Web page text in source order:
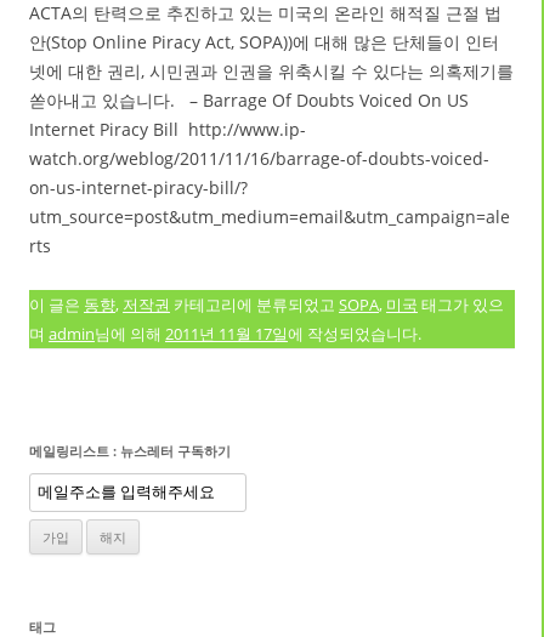
ACTA의 탄력으로 추진하고 있는 미국의 온라인 해적질 근절 법
안(Stop Online Piracy Act, SOPA))에 대해 많은 단체들이 인터
넷에 대한 권리, 시민권과 인권을 위축시킬 수 있다는 의혹제기를
쏟아내고 있습니다. – Barrage Of Doubts Voiced On US
Internet Piracy Bill http://www.ip-
watch.org/weblog/2011/11/16/barrage-of-doubts-voiced-
on-us-internet-piracy-bill/?
utm_source=post&utm_medium=email&utm_campaign=ale
rts
이 글은 동향, 저작권 카테고리에 분류되었고 SOPA, 미국 태그가 있으
며 admin님에 의해 2011년 11월 17일에 작성되었습니다.
메일링리스트 : 뉴스레터 구독하기
태그